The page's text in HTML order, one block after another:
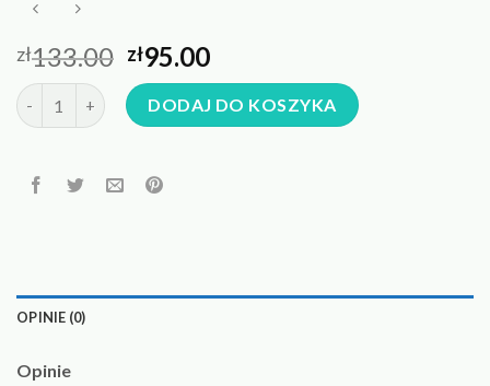
zł133.00 zł95.00
ilość łańcuszek z wisiorkiemDODAJ DO KOSZYKA
OPINIE (0)
Opinie